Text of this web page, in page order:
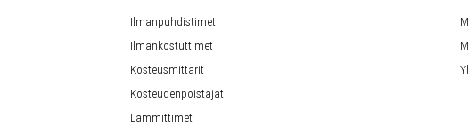
Ilmanpuhdistimet
Ilmankostuttimet
Kosteusmittarit
Kosteudenpoistajat
Lämmittimet